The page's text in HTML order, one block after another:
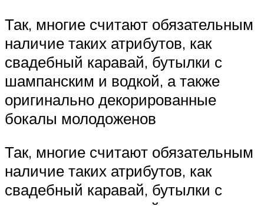
Так, многие считают обязательным
наличие таких атрибутов, как
свадебный каравай, бутылки с
шампанским и водкой, а также
оригинально декорированные
бокалы молодоженов
Так, многие считают обязательным
наличие таких атрибутов, как
свадебный каравай, бутылки с